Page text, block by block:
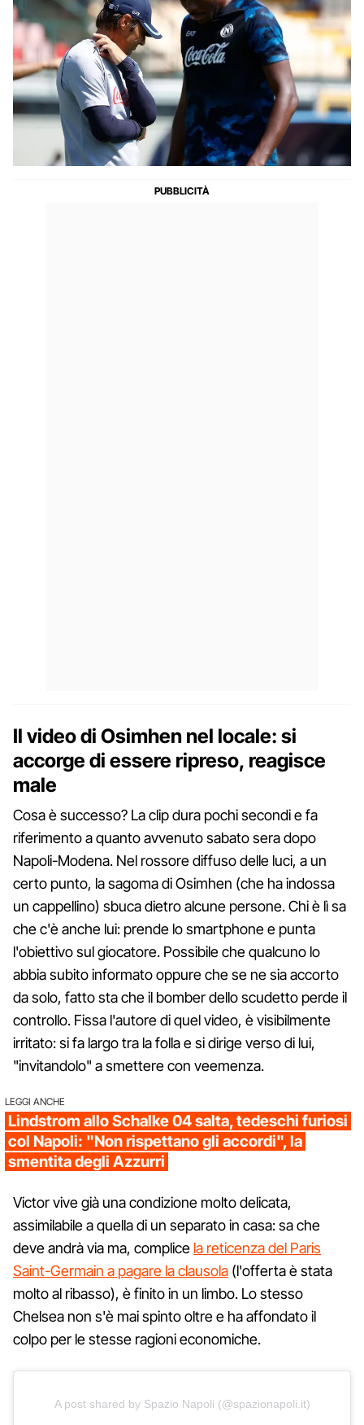
Il video di Osimhen nel locale: si
accorge di essere ripreso, reagisce
male
Cosa è successo? La clip dura pochi secondi e fa
riferimento a quanto avvenuto sabato sera dopo
Napoli-Modena. Nel rossore diffuso delle luci, a un
certo punto, la sagoma di Osimhen (che ha indossa
un cappellino) sbuca dietro alcune persone. Chi è lì sa
che c'è anche lui: prende lo smartphone e punta
l'obiettivo sul giocatore. Possibile che qualcuno lo
abbia subito informato oppure che se ne sia accorto
da solo, fatto sta che il bomber dello scudetto perde il
controllo. Fissa l'autore di quel video, è visibilmente
irritato: si fa largo tra la folla e si dirige verso di lui,
"invitandolo" a smettere con veemenza.
LEGGI ANCHE
Lindstrom allo Schalke 04 salta, tedeschi furiosi
col Napoli: "Non rispettano gli accordi", la
smentita degli Azzurri
Victor vive già una condizione molto delicata,
assimilabile a quella di un separato in casa: sa che
deve andrà via ma, complice la reticenza del Paris
Saint-Germain a pagare la clausola (l'offerta è stata
molto al ribasso), è finito in un limbo. Lo stesso
Chelsea non s'è mai spinto oltre e ha affondato il
colpo per le stesse ragioni economiche.
A post shared by Spazio Napoli (@spazionapoli.it)